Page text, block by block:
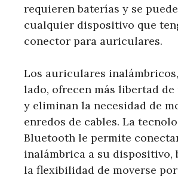
requieren baterías y se
cualquier dispositivo que
conector para auriculares.
Los auriculares
lado, ofrecen más libertad
y eliminan la necesidad de
enredos de cables. La
Bluetooth le permite
inalámbrica a su dispositivo,
la flexibilidad de moverse